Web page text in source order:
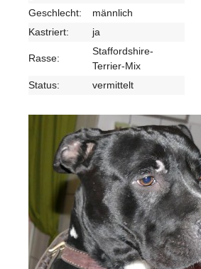
Geschlecht:
männlich
Kastriert:
ja
Rasse:
Staffordshire-
Terrier-Mix
Status:
vermittelt